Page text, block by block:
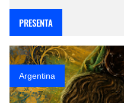
PRESENTA
Argentina